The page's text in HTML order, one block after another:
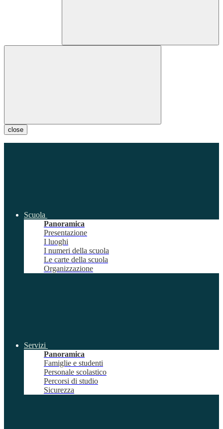
close
Scuola
Panoramica
Presentazione
I luoghi
I numeri della scuola
Le carte della scuola
Organizzazione
Servizi
Panoramica
Famiglie e studenti
Personale scolastico
Percorsi di studio
Sicurezza